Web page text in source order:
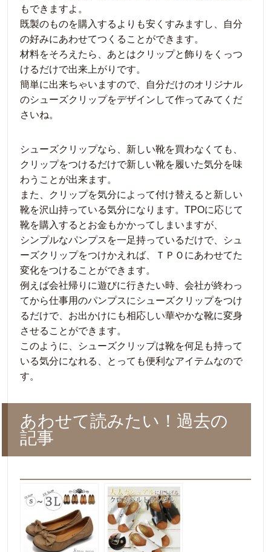
もできますよ。
既製のものを購入するよりも安くすみますし、自分
の好みにあわせてつくることができます。
材料をそろえたら、あとはクリップと飾りをくっつ
けるだけで出来上がりです。
簡単に出来ちゃいますので、自分だけのオリジナル
のシューズクリップをデザインして作ってみてくだ
さいね。
シューズクリップなら、新しい靴を買わなくても、
クリップをつけるだけで新しい靴を履いた気分を味
わうことが出来ます。
また、クリップを気分によって付け替えると新しい
靴を沢山持っている気分になります。TPOに応じて
靴を購入するとお金もかかってしまいますが、
シンプルなパンプスを一足持っているだけで、シュ
ーズクリップをつけかえれば、ＴＰＯにあわせてた
変化をつけることができます。
例えば会社帰りに遊びに行きたい時、会社が終わっ
てから仕事用のパンプスにシューズクリップをつけ
るだけで、お出かけにも相応しい華やかな靴に変身
させることができます。
このように、シューズクリップは靴を何足も持って
いる気分になれる、とっても便利なアイテムなので
す。
あわせて読みたい！過去の
記事